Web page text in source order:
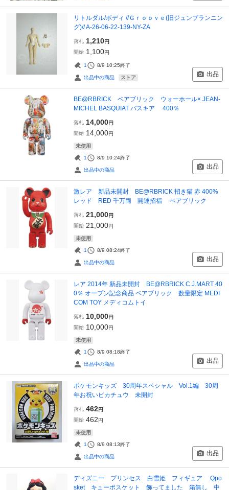
リトルダル/ボディ //Ｇｒｏｏｖｅ(旧ジュンプランニン
グ)// A-26-06-22-139-NY-ZA
落札 1,210円
開始 1,100円
1 8/9 10:25終了
出品中の商品 ストア 出品
BE@RBRICK ベアブリック ウォーホール× JEAN-
MICHEL BASQUIAT バスキア 400％
落札 14,000円
開始 14,000円
未使用
1 8/9 10:24終了
出品中の商品 出品
激レア 新品未開封 BE@RBRICK 招き猫 赤 400%
レッド RED 千万両 開運招福 ベアブリック
落札 21,000円
開始 21,000円
未使用
1 8/9 08:24終了
出品中の商品 出品
レア 2014年 新品未開封 BE@RBRICK C.J.MART 40
0％ オープン記念商品 ベアブリック 数量限定 MEDI
COM TOY メディコムトイ
落札 10,000円
開始 10,000円
未使用
1 8/9 08:18終了
出品中の商品 出品
ポケモンキッズ 30周年スペシャル Vol.1編 30周
年お祝いピカチュウ 未開封
落札 462円
開始 462円
未使用
1 8/9 08:13終了
出品中の商品 出品
ディズニー プリンセス 白雪姫 フィギュア Qpo
sket キューポスケット 飾ってました 箱無し 中